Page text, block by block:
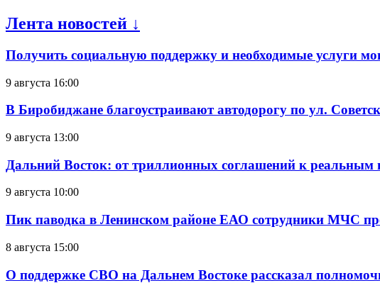
Лента новостей ↓
Получить социальную поддержку и необходимые услуги
9 августа 16:00
В Биробиджане благоустраивают автодорогу по ул.
9 августа 13:00
Дальний Восток: от триллионных соглашений к
9 августа 10:00
Пик паводка в Ленинском районе ЕАО сотрудники МЧС
8 августа 15:00
О поддержке СВО на Дальнем Востоке рассказал